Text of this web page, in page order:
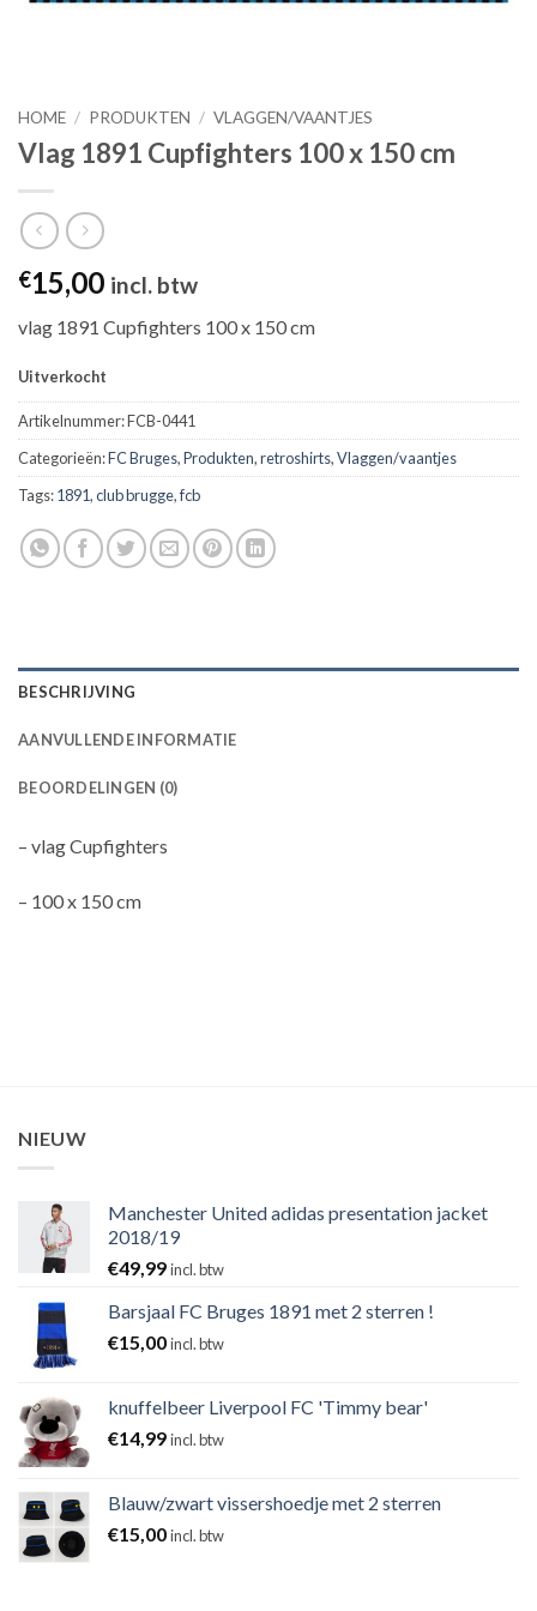
HOME / PRODUKTEN / VLAGGEN/VAANTJES
Vlag 1891 Cupfighters 100 x 150 cm
€15,00 incl. btw
vlag 1891 Cupfighters 100 x 150 cm
Uitverkocht
Artikelnummer:FCB-0441
Categorieën:FC Bruges,Produkten,retroshirts,Vlaggen/vaantjes
Tags:1891,club brugge,fcb
BESCHRIJVING
AANVULLENDE INFORMATIE
BEOORDELINGEN (0)
– vlag Cupfighters
– 100 x 150 cm
NIEUW
Manchester United adidas presentation jacket
2018/19
€49,99incl. btw
Barsjaal FC Bruges 1891 met 2 sterren !
€15,00incl. btw
knuffelbeer Liverpool FC 'Timmy bear'
€14,99incl. btw
Blauw/zwart vissershoedje met 2 sterren
€15,00incl. btw